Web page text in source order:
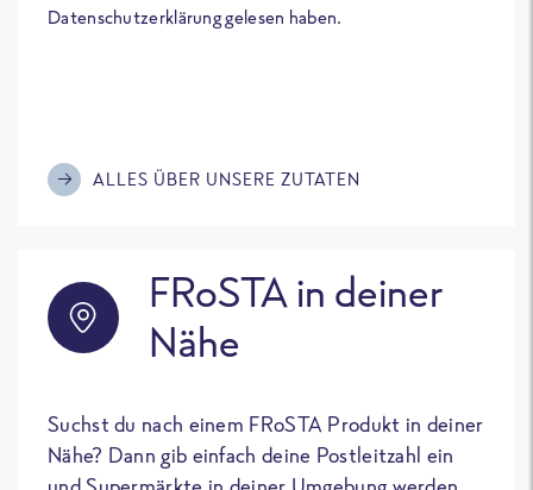
Datenschutzerklärung gelesen haben.
ALLES ÜBER UNSERE ZUTATEN
FRoSTA in deiner
Nähe
Suchst du nach einem FRoSTA Produkt in deiner
Nähe? Dann gib einfach deine Postleitzahl ein